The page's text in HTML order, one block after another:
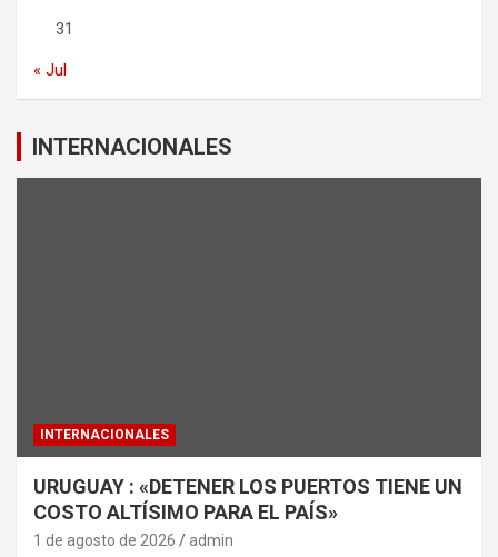
31
« Jul
INTERNACIONALES
INTERNACIONALES
URUGUAY : «DETENER LOS PUERTOS TIENE UN
COSTO ALTÍSIMO PARA EL PAÍS»
1 de agosto de 2026 admin